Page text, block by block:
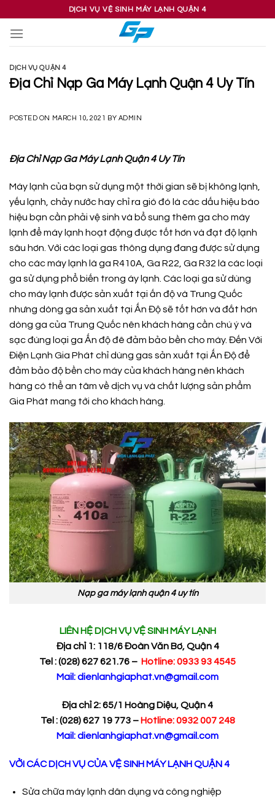
content
DỊCH VỤ VỆ SINH MÁY LẠNH QUẬN 4
DỊCH VỤ QUẬN 4
Địa Chỉ Nạp Ga Máy Lạnh Quận 4 Uy Tín
POSTED ON MARCH 10, 2021 BY ADMIN
Địa Chỉ Nạp Ga Máy Lạnh Quận 4 Uy Tín
Máy lạnh của bạn sử dụng một thời gian sẽ bị không lạnh,
yếu lạnh, chảy nước hay chỉ ra gió đó là các dấu hiệu báo
hiệu bạn cần phải vệ sinh và bổ sung thêm ga cho máy
lạnh để máy lạnh hoạt động được tốt hơn và đạt độ lạnh
sâu hơn. Với các loại gas thông dụng đang được sử dụng
cho các máy lạnh là ga R410A, Ga R22, Ga R32 là các loại
ga sử dụng phổ biến trong áy lạnh. Các loại ga sử dùng
cho máy lạnh được sản xuất tại ấn độ và Trung Quốc
nhưng dòng ga sản xuất tại Ấn Độ sẽ tốt hơn và đắt hơn
dòng ga của Trung Quốc nên khách hàng cần chú ý và
sạc đúng loại ga Ấn độ đê đảm bảo bền cho máy. Đến Với
Điện Lạnh Gia Phát chỉ dùng gas sản xuất tại Ấn Độ để
đảm bảo độ bền cho máy của khách hàng nên khách
hàng có thể an tâm về dịch vụ và chất lượng sản phẩm
Gia Phát mang tới cho khách hàng.
Nạp ga máy lạnh quận 4 uy tín
LIÊN HỆDỊ CH VỤVỆSINH MÁY LẠNH
Địa chỉ1: 118/6 Đoàn Văn Bơ, Quận 4
Tel : (028) 627 621.76 – Hotline: 0933 93 4545
Mail: dienlanhgiaphat.vn@gmail.com
Địa chỉ2: 65/1 Hoàng Diệu, Quận 4
Tel : (028) 627 19 773 – Hotline: 0932 007 248
Mail: dienlanhgiaphat.vn@gmail.com
VỞI CÁC DỊCH VỤ CỦAVỆ SINH MÁY LẠNH QUẬN 4
Sửa chữa máy lạnh dân dụng và công nghiệp